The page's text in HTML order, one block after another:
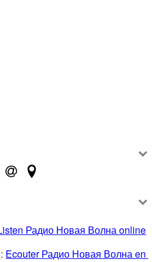
Радио Новая Волна online
Ecouter Радио Новая Волна en